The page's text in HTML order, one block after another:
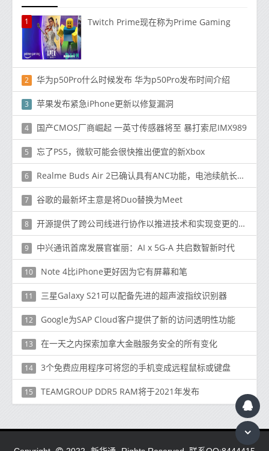
1 Twitch Prime现在称为Prime Gaming
2 华为p50Pro什么时候发布 华为p50Pro发布时间介绍
3 苹果发布紧急iPhone更新以修复漏洞
4 国产CMOS厂商崛起 一英寸传感器将至 暴打索尼IMX989
5 忘了PS5，微软可能会很快推出便宜的新Xbox
6 Realme Buds Air 2已确认具有ANC功能，电池续航长达25小时
7 谷歌的最新坏主意是将Duo替换为Meet
8 开源提供了跨公司线进行协作以推进技术和实现变更的独特能力
9 中兴通讯首席发展官崔丽：AI x 5G-A 共启数智新时代
10 Note 4比iPhone更好因为它有屏幕和笔
11 三星Galaxy S21可以配备先进的超声波指纹识别器
12 Google为SAP Cloud客户提供了新的访问透明性功能
13 在一天之内探索加拿大金融服务安全的所有变化
14 3个免费应用程序可将您的手机变成远程鼠标或键盘
15 TEAMGROUP DDR5 RAM将于2021年发布